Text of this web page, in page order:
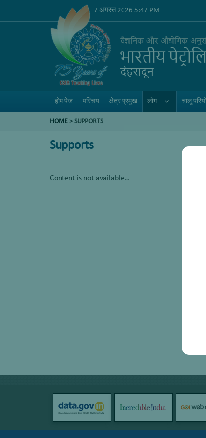
7 अगस्त 2026 5:47 PM
होम पेज परिचय क्षेत्र प्रमुख लोग चालू
HOME > SUPPORTS
Supports
Content is not available…